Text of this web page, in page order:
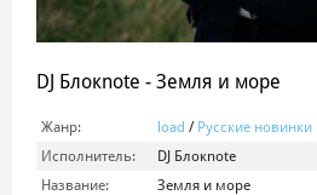
DJ Блокnote - Земля и море
Жанр: load / Русские новинки
Исполнитель:
DJ Блокnote
Название:
Земля и море